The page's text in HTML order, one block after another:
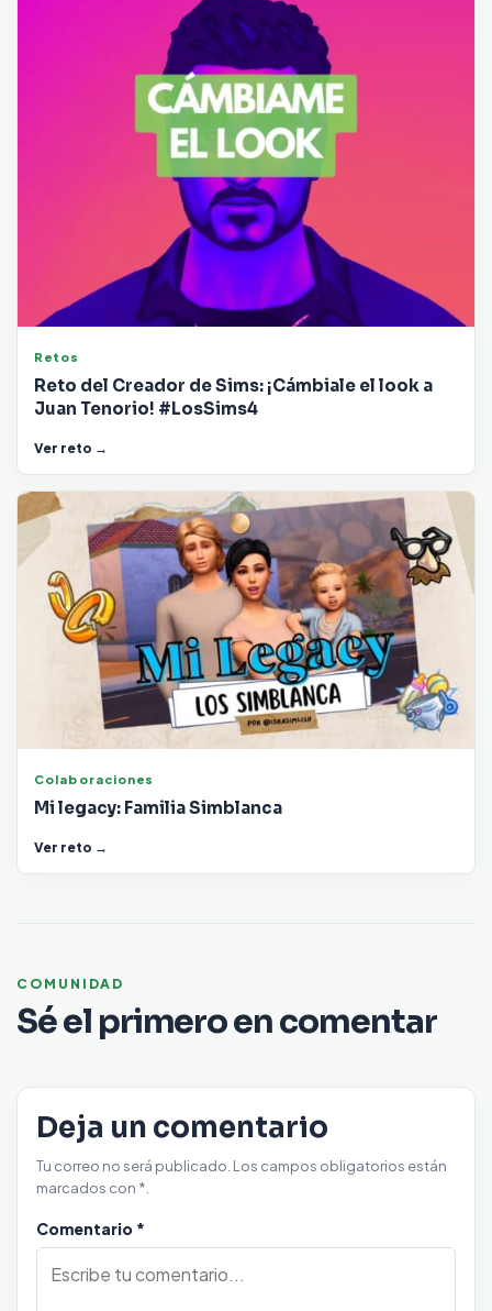
Retos
Reto del Creador de Sims: ¡Cámbiale el look a
Juan Tenorio! #LosSims4
Ver reto →
Colaboraciones
Mi legacy: Familia Simblanca
Ver reto →
COMUNIDAD
Sé el primero en comentar
Deja un comentario
Tu correo no será publicado. Los campos obligatorios están
marcados con *.
Comentario *